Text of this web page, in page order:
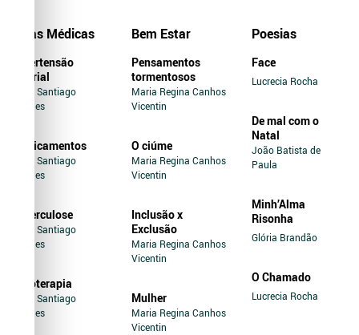
Dicas Médicas
Hipertensão
Arterial
Jairo Santiago
Novaes
Medicamentos
Jairo Santiago
Novaes
Tuberculose
Jairo Santiago
Novaes
Soroterapia
Jairo Santiago
Novaes
Bem Estar
Pensamentos
tormentosos
Maria Regina Canhos
Vicentin
O ciúme
Maria Regina Canhos
Vicentin
Inclusão x
Exclusão
Maria Regina Canhos
Vicentin
Mulher
Maria Regina Canhos
Vicentin
Poesias
Face
Lucrecia Rocha
De mal com o
Natal
João Batista de
Paula
Minh’Alma
Risonha
Glória Brandão
O Chamado
Lucrecia Rocha